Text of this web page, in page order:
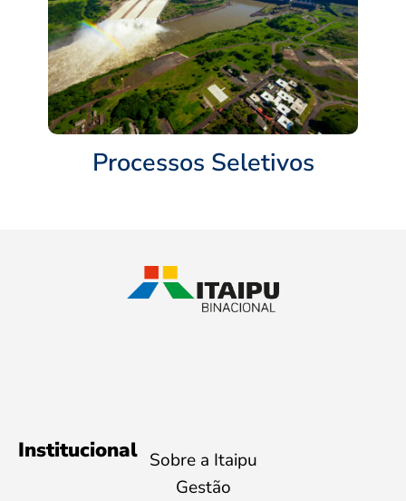
Processos Seletivos
Institucional Sobre a Itaipu
Gestão